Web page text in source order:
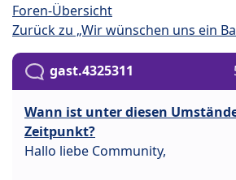
Foren-Übersicht
Zurück zu „Wir wünschen uns ein
gast.4325311
Wann ist unter diesen
Zeitpunkt?
Hallo liebe Community,